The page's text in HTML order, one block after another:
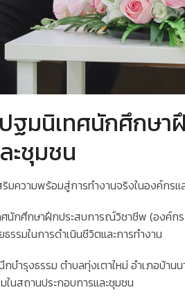
มนิเทศนักศึกษา
ะชุมชน
ความพร้อมสู่การทำงานจริงในองค์กรแ
กศึกษาฝึกประสบการณ์วิชาชีพ (องค์
รมในการดำเนินชีวิตและการทำงาน
ำรุงธรรม ตำบลทุ่งเตาใหม่ อำเภอบ้าน
นสถานประกอบการและชุมชน